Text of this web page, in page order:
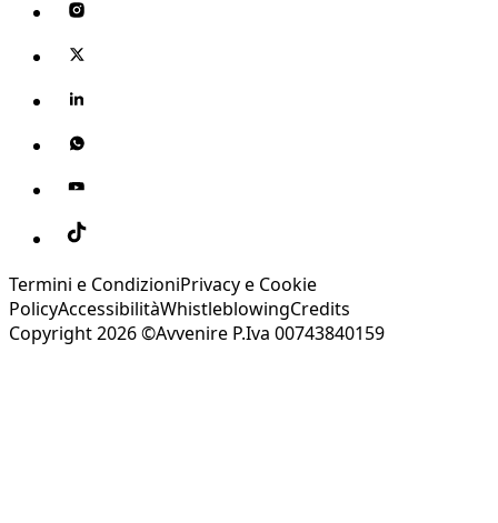
Termini e CondizioniPrivacy e Cookie
PolicyAccessibilitàWhistleblowingCredits
Copyright 2026 ©Avvenire P.Iva 00743840159